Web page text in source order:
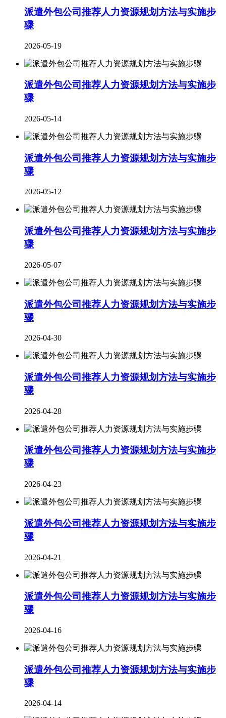
派遣外包公司推荐人力资源规划方法与实施步
骤
2026-05-19
派遣外包公司推荐人力资源规划方法与实施步
骤
2026-05-14
派遣外包公司推荐人力资源规划方法与实施步
骤
2026-05-12
派遣外包公司推荐人力资源规划方法与实施步
骤
2026-05-07
派遣外包公司推荐人力资源规划方法与实施步
骤
2026-04-30
派遣外包公司推荐人力资源规划方法与实施步
骤
2026-04-28
派遣外包公司推荐人力资源规划方法与实施步
骤
2026-04-23
派遣外包公司推荐人力资源规划方法与实施步
骤
2026-04-21
派遣外包公司推荐人力资源规划方法与实施步
骤
2026-04-16
派遣外包公司推荐人力资源规划方法与实施步
骤
2026-04-14